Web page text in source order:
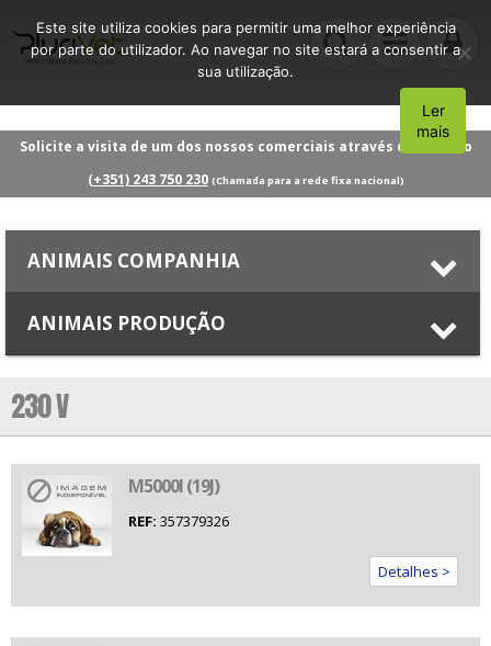
Solicite a visita de um dos nossos comerciais através do número
(+351) 243 750 230 (Chamada para a rede fixa nacional)
ANIMAIS COMPANHIA
ANIMAIS PRODUÇÃO
230 V
M5000I (19J)
REF: 357379326
Detalhes >
Este site utiliza cookies para permitir uma melhor experiência
por parte do utilizador. Ao navegar no site estará a consentir a
sua utilização.
Aceito
Ler
mais